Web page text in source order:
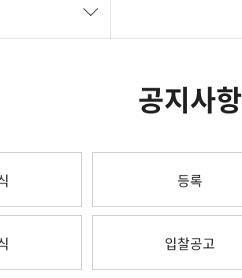
공지사항
등록
입찰공고